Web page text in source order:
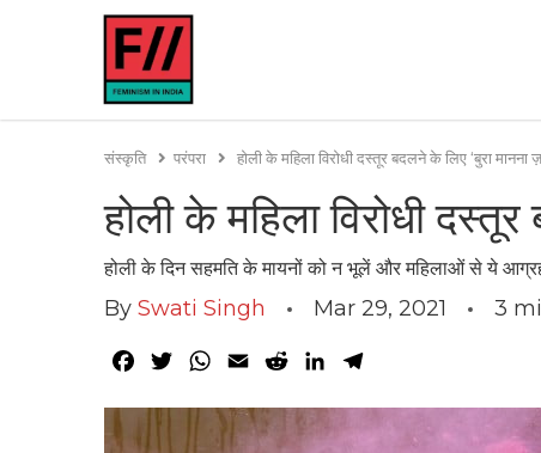
संस्कृति परंपरा होली के महिला विरोधी दस्तूर बदलने के लिए ‘बुरा मानना
होली के महिला विरोधी
होली के दिन सहमति के मायनों को न भूलें और महिलाओं से ये
By Swati Singh Mar 29, 2021 3
Facebook
TwitterWhatsApp
Email RedditLinkedIn